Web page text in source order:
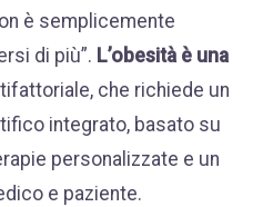
Trattamenti estetici
viso e corpo
Trattamenti per il
corpo
Trattamenti per mani,
viso, décolleté
è semplicemente
di più”. L’obesità è una
che richiede un
integrato, basato su
personalizzate e un
e paziente.